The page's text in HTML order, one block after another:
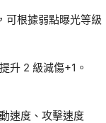
可根據弱點曝光等級
升 2 級減傷+1。
速度、攻擊速度